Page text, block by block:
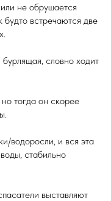
не обрушается
будто встречаются две
словно ходит
тогда он скорее
водоросли, и вся эта
стабильно
выставляют